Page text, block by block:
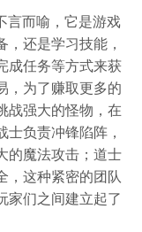
言而喻，它是游戏
还是学习技能，
成任务等方式来获
，为了赚取更多的
战强大的怪物，在
负责冲锋陷阵，
的魔法攻击；道士
，这种紧密的团队
家们之间建立起了